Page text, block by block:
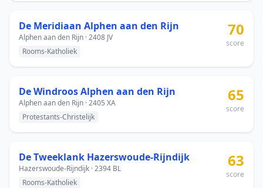
De Meridiaan Alphen aan den Rijn
Alphen aan den Rijn · 2408 JV
Rooms-Katholiek
70
score
De Windroos Alphen aan den Rijn
Alphen aan den Rijn · 2405 XA
Protestants-Christelijk
65
score
De Tweeklank Hazerswoude-Rijndijk
Hazerswoude-Rijndijk · 2394 BL
Rooms-Katholiek
63
score